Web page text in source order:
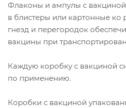
Флаконы и ампулы с
в блистеры или картонные ко
гнезд и перегородок
вакцины при
Каждую коробку с вакциной
по применению.
Коробки с вакциной